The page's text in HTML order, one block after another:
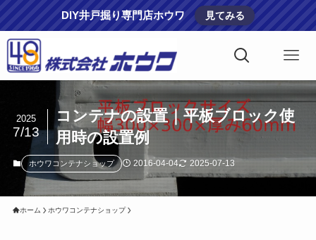
DIY井戸掘り専門店ホウワ 見てみる
コンテナの設置｜平板ブロック使
用時の設置例
2025
7/13
ホウワコンテナショップ 2016-04-04 2025-07-13
ホーム ホウワコンテナショップ